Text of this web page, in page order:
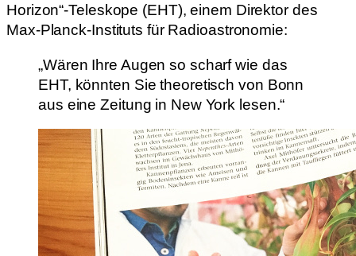
Horizon“-Teleskope (EHT), einem Direktor des
Max-Planck-Instituts für Radioastronomie:
„Wären Ihre Augen so scharf wie das
EHT, könnten Sie theoretisch von Bonn
aus eine Zeitung in New York lesen.“